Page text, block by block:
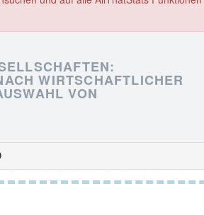
WIRTSCHAFTLICHER
VON